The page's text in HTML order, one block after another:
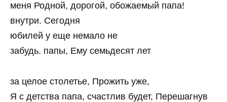
меня Родной, дорогой, обожаемый папа!
внутри. Сегодня
юбилей у еще немало не
забудь. папы, Ему семьдесят лет
за целое столетье, Прожить уже,
Я с детства папа, счастлив будет, Перешагнув